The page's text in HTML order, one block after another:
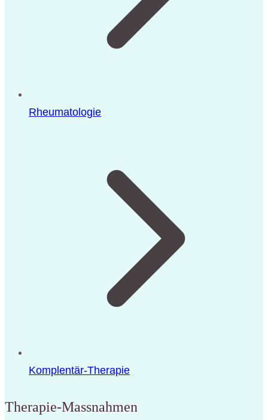
Rheumatologie
Komplentär-Therapie
Therapie-Massnahmen